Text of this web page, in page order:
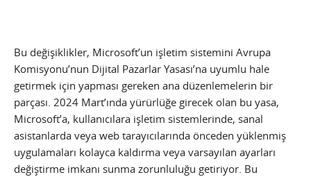
Bu değişiklikler, Microsoft’un işletim sistemini Avrupa
Komisyonu’nun Dijital Pazarlar Yasası’na uyumlu hale
getirmek için yapması gereken ana düzenlemelerin bir
parçası. 2024 Mart’ında yürürlüğe girecek olan bu yasa,
Microsoft’a, kullanıcılara işletim sistemlerinde, sanal
asistanlarda veya web tarayıcılarında önceden yüklenmiş
uygulamaları kolayca kaldırma veya varsayılan ayarları
değiştirme imkanı sunma zorunluluğu getiriyor. Bu